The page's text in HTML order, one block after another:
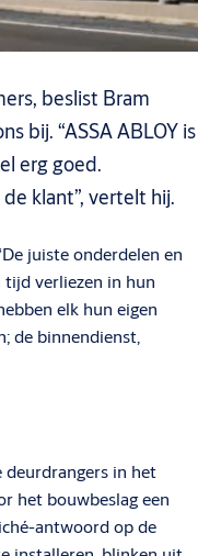
beslist Bram
bij. “ASSA ABLOY is
erg goed.
klant”, vertelt hij.
juiste onderdelen en
tijd verliezen in hun
elk hun eigen
de binnendienst,
deurdrangers in het
het bouwbeslag een
antwoord op de